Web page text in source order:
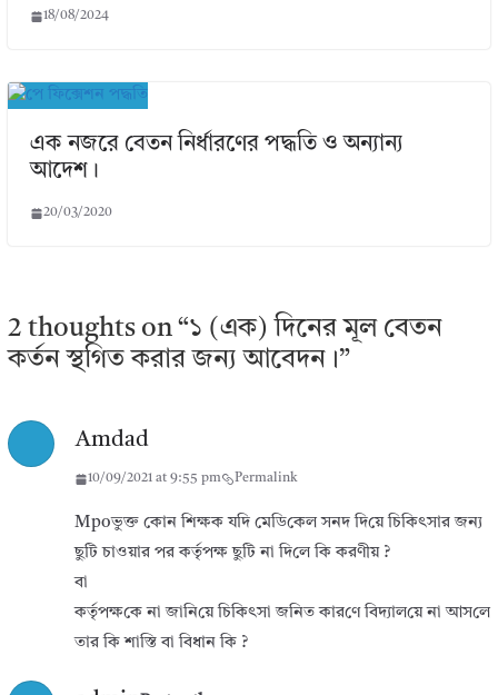
18/08/2024
এক নজরে বেতন নির্ধারণের পদ্ধতি ও অন্যান্য
আদেশ।
20/03/2020
2 thoughts on “১ (এক) দিনের মূল বেতন
কর্তন স্থগিত করার জন্য আবেদন।”
Amdad
10/09/2021 at 9:55 pm Permalink
‌Mpoভুক্ত কোন শিক্ষক য‌দি মে‌ডি‌কেল সনদ দি‌য়ে চি‌কিৎসার জন‌্য
ছু‌টি চাওয়ার পর কর্তৃপক্ষ ছু‌টি না দি‌লে কি করণীয় ?
বা
কর্তৃপক্ষ‌কে না জা‌নি‌য়ে চি‌কিৎসা জ‌নিত কার‌ণে বিদ‌্যাল‌য়ে না আস‌লে
তার কি শা‌স্তি বা বিধান কি ?